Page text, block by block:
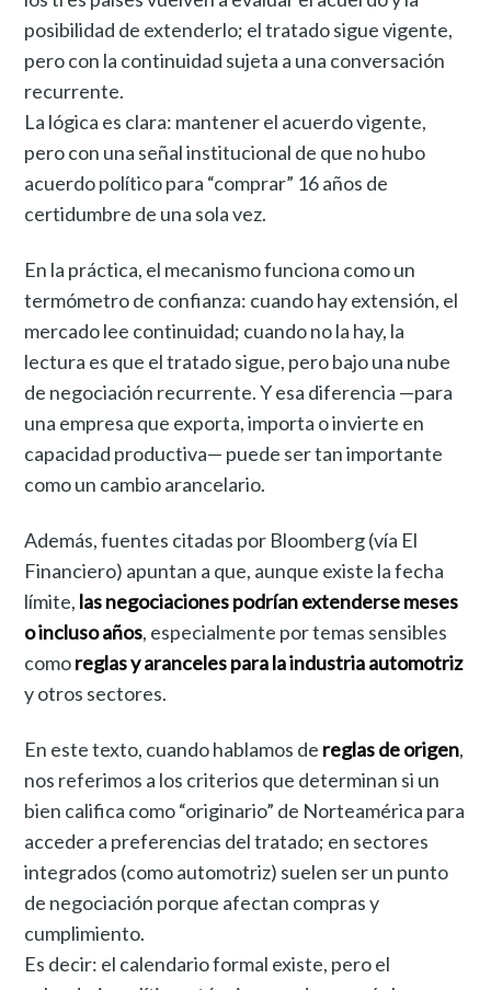
posibilidad de extenderlo; el tratado sigue vigente,
pero con la continuidad sujeta a una conversación
recurrente.
La lógica es clara: mantener el acuerdo vigente,
pero con una señal institucional de que no hubo
acuerdo político para “comprar” 16 años de
certidumbre de una sola vez.
En la práctica, el mecanismo funciona como un
termómetro de confianza: cuando hay extensión, el
mercado lee continuidad; cuando no la hay, la
lectura es que el tratado sigue, pero bajo una nube
de negociación recurrente. Y esa diferencia —para
una empresa que exporta, importa o invierte en
capacidad productiva— puede ser tan importante
como un cambio arancelario.
Además, fuentes citadas por Bloomberg (vía El
Financiero) apuntan a que, aunque existe la fecha
límite, las negociaciones podrían extenderse meses
o incluso años, especialmente por temas sensibles
comoreglas y aranceles para la industria automotriz
y otros sectores.
En este texto, cuando hablamos de reglas de origen,
nos referimos a los criterios que determinan si un
bien califica como “originario” de Norteamérica para
acceder a preferencias del tratado; en sectores
integrados (como automotriz) suelen ser un punto
de negociación porque afectan compras y
cumplimiento.
Es decir: el calendario formal existe, pero el